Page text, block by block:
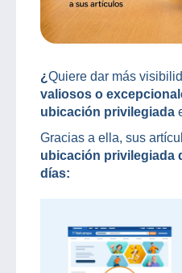
¿Quiere dar más
valiosos o
ubicación privilegiada
Gracias a ella, sus
ubicación privilegiada
días: